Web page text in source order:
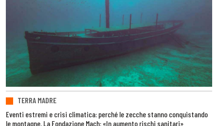
TERRA MADRE
Eventi estremi e crisi climatica: perché le zecche stanno conquistando
le montagne. La Fondazione Mach: «In aumento rischi sanitari»